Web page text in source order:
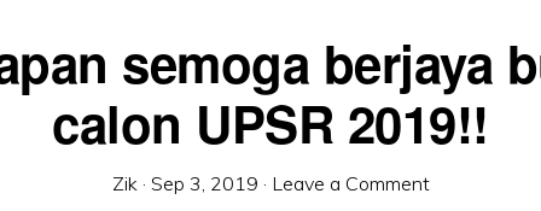
semoga berjaya
calon UPSR 2019!!
Zik· Sep 3, 2019 · Leave a Comment